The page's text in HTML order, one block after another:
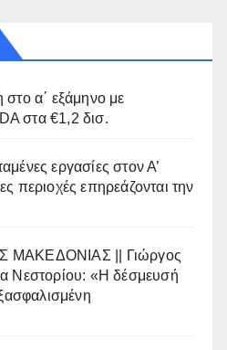
α΄ εξάμηνο με
στα €1,2 δισ.
εργασίες στον Α’
περιοχές επηρεάζονται την
ΜΑΚΕΔΟΝΙΑΣ || Γιώργος
Νεστορίου: «Η δέσμευσή